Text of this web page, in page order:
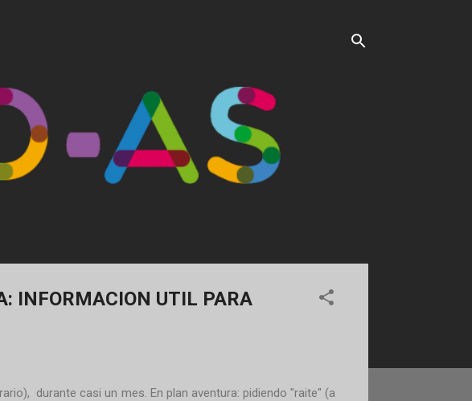
INFORMACION UTIL PARA
durante casi un mes. En plan aventura: pidiendo "raite" (a